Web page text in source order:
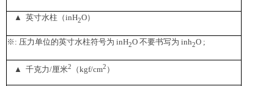
▲ 英寸水柱（inH2O）
※: 压力单位的英寸水柱符号为 inH2O 不要书写为 inh2O ;
▲ 千克力/厘米2 （kgf/cm2 ）